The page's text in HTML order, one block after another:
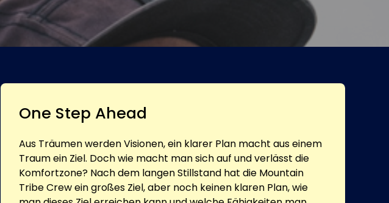
One Step Ahead
Aus Träumen werden Visionen, ein klarer Plan macht aus einem
Traum ein Ziel. Doch wie macht man sich auf und verlässt die
Komfortzone? Nach dem langen Stillstand hat die Mountain
Tribe Crew ein großes Ziel, aber noch keinen klaren Plan, wie